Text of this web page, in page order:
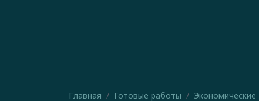
Главная Готовые работы Экономические